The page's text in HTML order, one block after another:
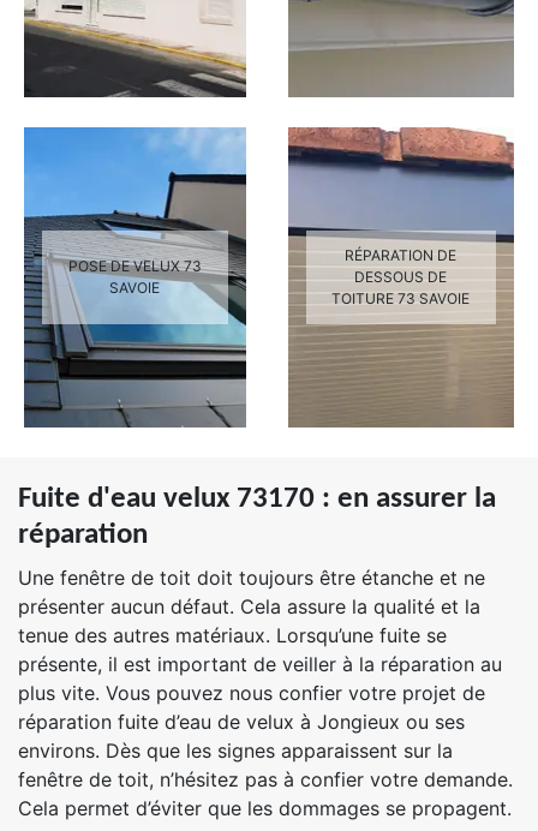
POSE DE VELUX 73
SAVOIE
RÉPARATION DE
DESSOUS DE
TOITURE 73 SAVOIE
Fuite d'eau velux 73170 : en assurer la
réparation
Une fenêtre de toit doit toujours être étanche et ne
présenter aucun défaut. Cela assure la qualité et la
tenue des autres matériaux. Lorsqu’une fuite se
présente, il est important de veiller à la réparation au
plus vite. Vous pouvez nous confier votre projet de
réparation fuite d’eau de velux à Jongieux ou ses
environs. Dès que les signes apparaissent sur la
fenêtre de toit, n’hésitez pas à confier votre demande.
Cela permet d’éviter que les dommages se propagent.